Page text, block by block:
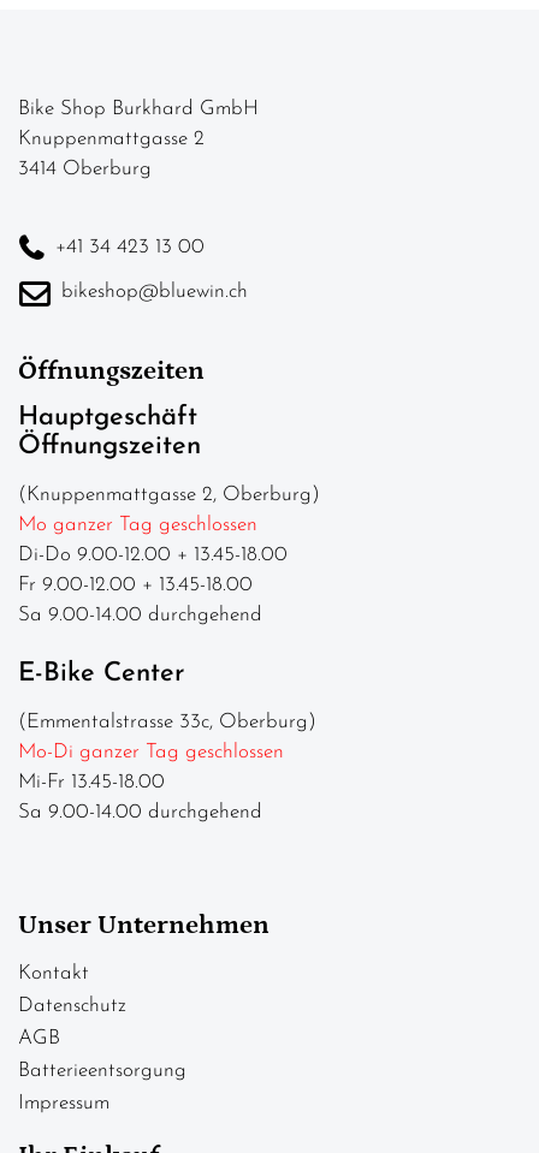
Bike Shop Burkhard GmbH
Knuppenmattgasse 2
3414 Oberburg
+41 34 423 13 00
bikeshop@bluewin.ch
Öffnungszeiten
Hauptgeschäft
Öffnungszeiten
(Knuppenmattgasse 2, Oberburg)
Mo ganzer Tag geschlossen
Di-Do 9.00-12.00 + 13.45-18.00
Fr 9.00-12.00 + 13.45-18.00
Sa 9.00-14.00 durchgehend
E-Bike Center
(Emmentalstrasse 33c, Oberburg)
Mo-Di ganzer Tag geschlossen
Mi-Fr 13.45-18.00
Sa 9.00-14.00 durchgehend
Unser Unternehmen
Kontakt
Datenschutz
AGB
Batterieentsorgung
Impressum